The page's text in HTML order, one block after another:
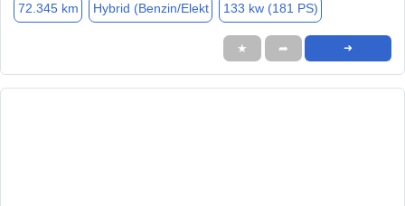
72.345 km Hybrid (Benzin/Elekt 133 kw (181 PS)
★ ➦ ➜